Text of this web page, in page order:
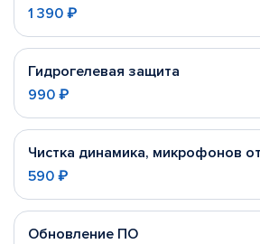
1 390 ₽
Гидрогелевая защита
990 ₽
Чистка динамика, микрофонов
590 ₽
Обновление ПО